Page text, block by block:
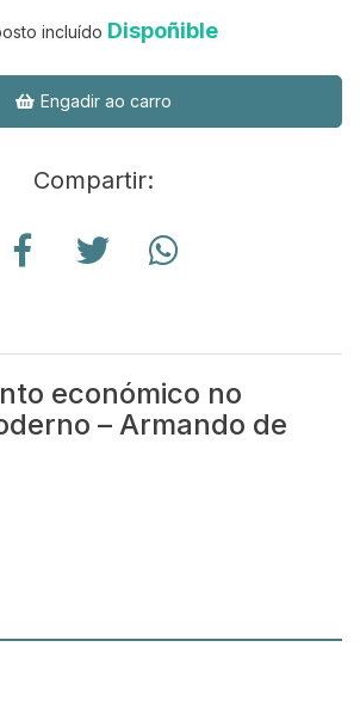
incluído Dispoñible
Engadir ao carro
Compartir:
económico no
– Armando de